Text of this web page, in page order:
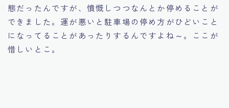
態だったんですが、憤慨しつつなんとか停めることが
できました。運が悪いと駐車場の停め方がひどいこと
になってることがあったりするんですよね～。ここが
惜しいとこ。